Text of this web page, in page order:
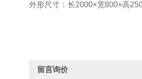
外形尺寸：长2000×宽800×高
留言询价